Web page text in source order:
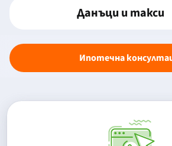
Данъци и такси
Ипотечна